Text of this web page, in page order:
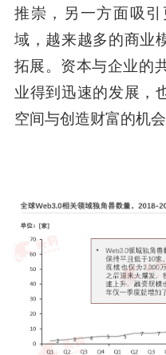
推崇，另一方面吸
域，越来越多的商业
拓展。资本与企业的
业得到迅速的发展，
空间与创造财富的机会